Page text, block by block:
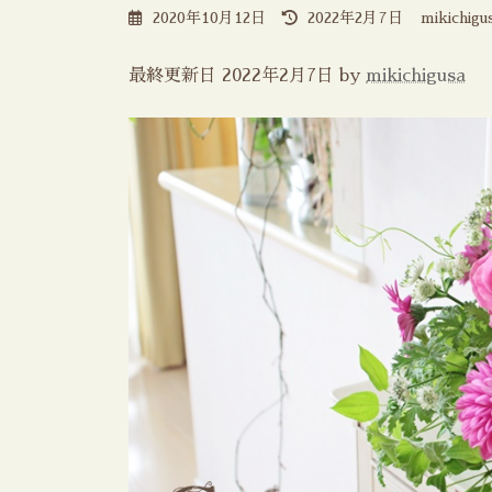
2020年10月12日
最
新
日
:
2022年2月7日
最終更新日 2022年2月7日 by mikichigusa